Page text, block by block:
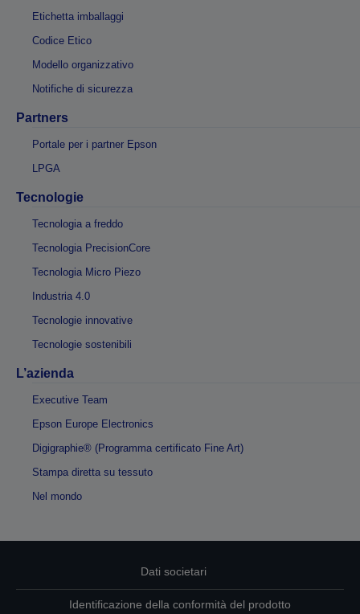
Etichetta imballaggi
Codice Etico
Modello organizzativo
Notifiche di sicurezza
Partners
Portale per i partner Epson
LPGA
Tecnologie
Tecnologia a freddo
Tecnologia PrecisionCore
Tecnologia Micro Piezo
Industria 4.0
Tecnologie innovative
Tecnologie sostenibili
L’azienda
Executive Team
Epson Europe Electronics
Digigraphie® (Programma certificato Fine Art)
Stampa diretta su tessuto
Nel mondo
Dati societari
Identificazione della conformità del prodotto